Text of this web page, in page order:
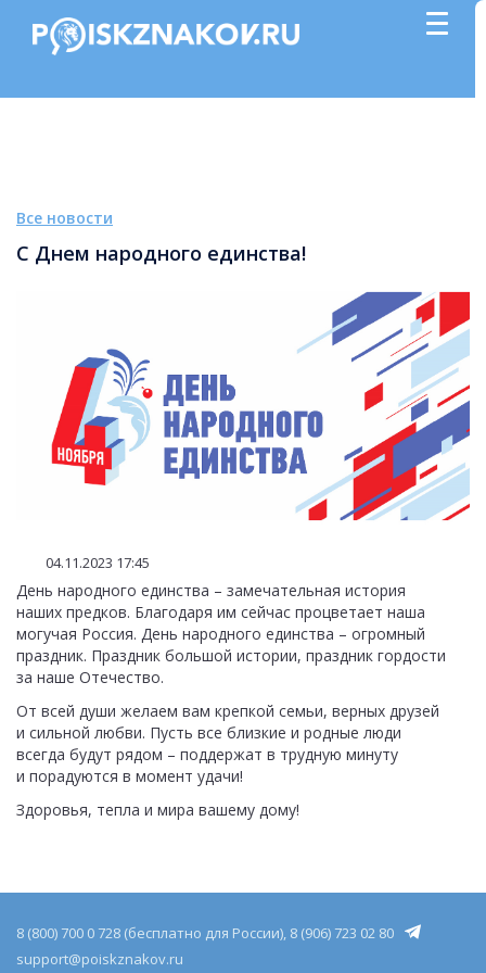
Все новости
С Днем народного единства!
04.11.2023 17:45
День народного единства – замечательная история
наших предков. Благодаря им сейчас процветает наша
могучая Россия. День народного единства – огромный
праздник. Праздник большой истории, праздник гордости
за наше Отечество.
От всей души желаем вам крепкой семьи, верных друзей
и сильной любви. Пусть все близкие и родные люди
всегда будут рядом – поддержат в трудную минуту
и порадуются в момент удачи!
Здоровья, тепла и мира вашему дому!
8 (800) 700 0 728 (бесплатно для России), 8 (906) 723 02 80
support@poiskznakov.ru